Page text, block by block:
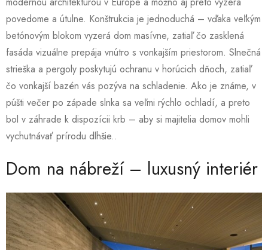
povedome a útulne. Konštrukcia je jednoduchá – vďaka veľkým
betónovým blokom vyzerá dom masívne, zatiaľ čo zasklená
fasáda vizuálne prepája vnútro s vonkajším priestorom. Slnečná
strieška a pergoly poskytujú ochranu v horúcich dňoch, zatiaľ
čo vonkajší bazén vás pozýva na schladenie. Ako je známe, v
púšti večer po západe slnka sa veľmi rýchlo ochladí, a preto
bol v záhrade k dispozícii krb – aby si majitelia domov mohli
vychutnávať prírodu dlhšie..
Dom na nábreží – luxusný interiér